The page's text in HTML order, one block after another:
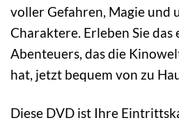
voller Gefahren, Magie und
Charaktere. Erleben Sie das
Abenteuers, das die
hat, jetzt bequem von zu
Diese DVD ist Ihre